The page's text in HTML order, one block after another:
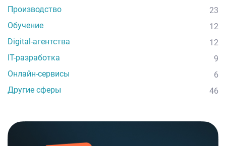
Производство
23
Обучение
12
Digital-агентства
12
IT-разработка
9
Онлайн-сервисы
6
Другие сферы
46